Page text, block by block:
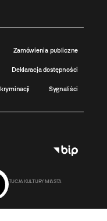
Zamówienia publiczne
Deklaracja dostępności
Sygnaliści
KULTURY MIASTA